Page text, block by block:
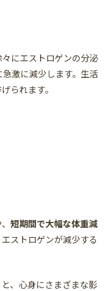
にエストロゲンの分泌
激に減少します。生活
られます。
短期間で大幅な体重減
ストロゲンが減少する
、心身にさまざまな影